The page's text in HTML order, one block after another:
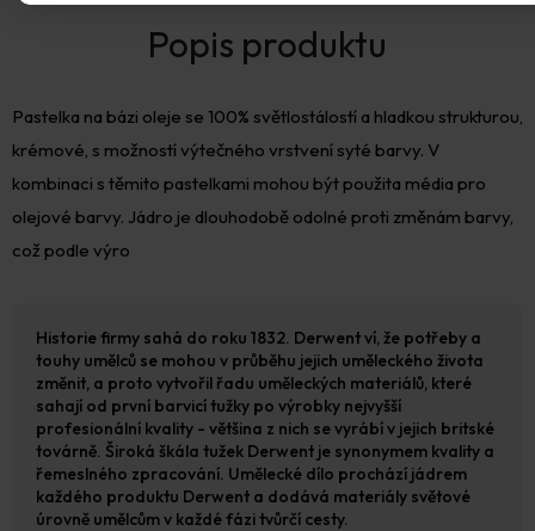
Pastelka na bázi oleje se 100% světlostálostí a hladkou strukturou,
krémové, s možností výtečného vrstvení syté barvy. V
kombinaci s těmito pastelkami mohou být použita média pro
olejové barvy. Jádro je dlouhodobě odolné proti změnám barvy,
což podle výro
Historie firmy sahá do roku 1832. Derwent ví, že potřeby a
touhy umělců se mohou v průběhu jejich uměleckého života
změnit, a proto vytvořil řadu uměleckých materiálů, které
sahají od první barvicí tužky po výrobky nejvyšší
profesionální kvality - většina z nich se vyrábí v jejich britské
továrně. Široká škála tužek Derwent je synonymem kvality a
řemeslného zpracování. Umělecké dílo prochází jádrem
každého produktu Derwent a dodává materiály světové
úrovně umělcům v každé fázi tvůrčí cesty.